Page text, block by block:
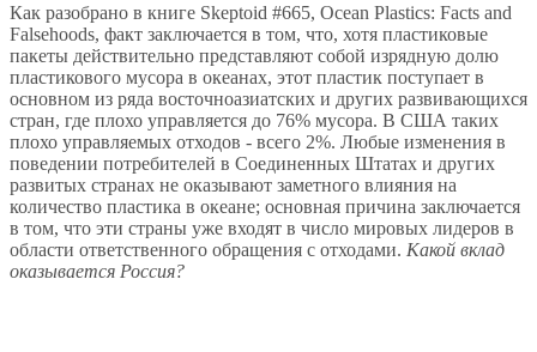
Как разобрано в книге Skeptoid #665, Ocean Plastics: Facts and
Falsehoods, факт заключается в том, что, хотя пластиковые
пакеты действительно представляют собой изрядную долю
пластикового мусора в океанах, этот пластик поступает в
основном из ряда восточноазиатских и других развивающихся
стран, где плохо управляется до 76% мусора. В США таких
плохо управляемых отходов - всего 2%. Любые изменения в
поведении потребителей в Соединенных Штатах и других
развитых странах не оказывают заметного влияния на
количество пластика в океане; основная причина заключается
в том, что эти страны уже входят в число мировых лидеров в
области ответственного обращения с отходами. Какой вклад
оказывается Россия?